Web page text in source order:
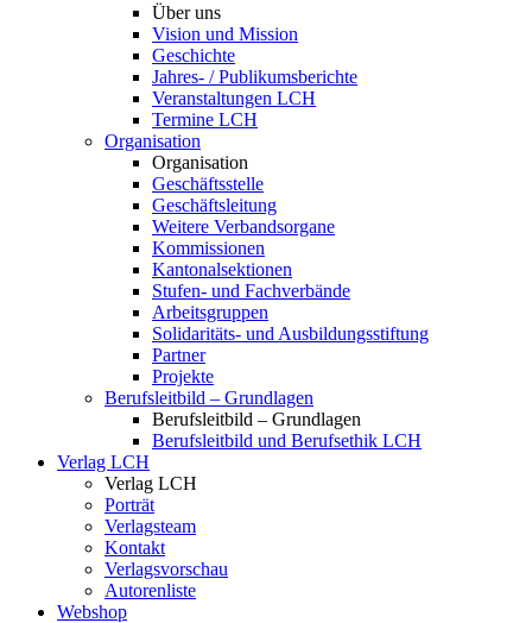
Über uns
Vision und Mission
Geschichte
Jahres- / Publikumsberichte
Veranstaltungen LCH
Termine LCH
Organisation
Organisation
Geschäftsstelle
Geschäftsleitung
Weitere Verbandsorgane
Kommissionen
Kantonalsektionen
Stufen- und Fachverbände
Arbeitsgruppen
Solidaritäts- und Ausbildungsstiftung
Partner
Projekte
Berufsleitbild – Grundlagen
Berufsleitbild – Grundlagen
Berufsleitbild und Berufsethik LCH
Verlag LCH
Verlag LCH
Porträt
Verlagsteam
Kontakt
Verlagsvorschau
Autorenliste
Webshop